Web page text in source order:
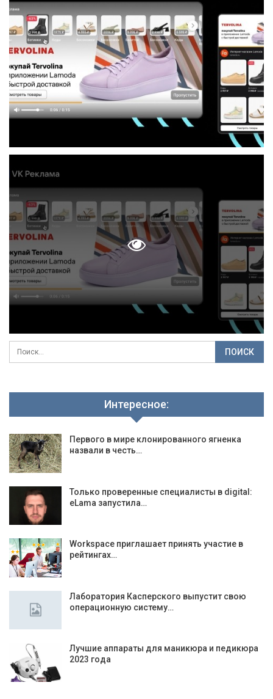
Интересное:
Первого в мире клонированного ягненка
назвали в честь…
Только проверенные специалисты в digital:
eLama запустила…
Workspace приглашает принять участие в
рейтингах…
Лаборатория Касперского выпустит свою
операционную систему…
Лучшие аппараты для маникюра и педикюра
2023 года